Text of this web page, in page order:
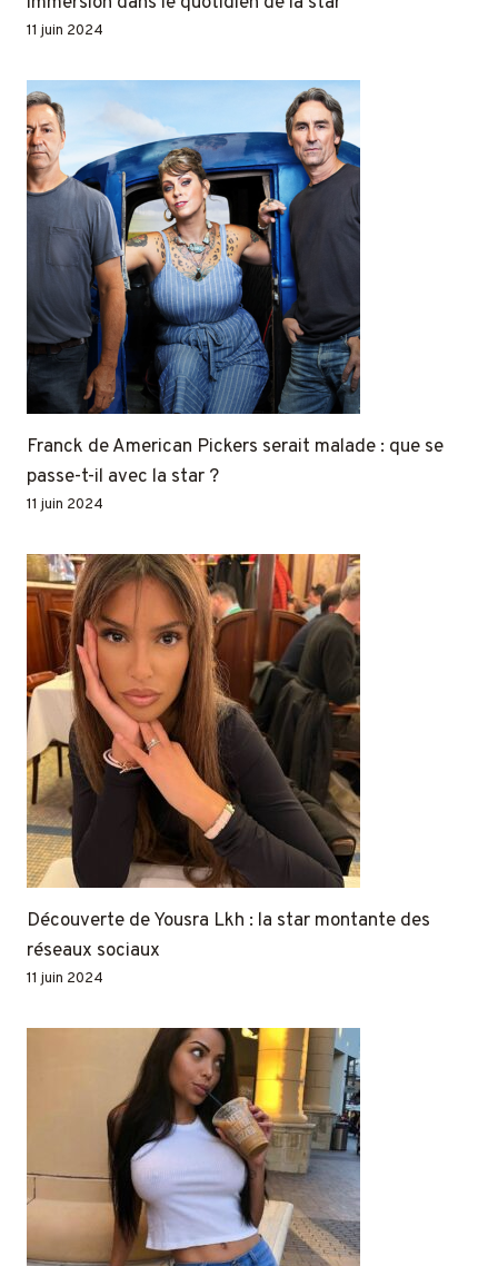
11 juin 2024
Franck de American Pickers serait malade : que se
passe-t-il avec la star ?
11 juin 2024
Découverte de Yousra Lkh : la star montante des
réseaux sociaux
11 juin 2024